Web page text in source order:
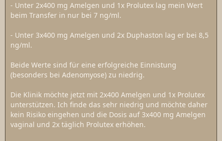
- Unter 2x400 mg Amelgen und 1x Prolutex lag mein Wert
beim Transfer in nur bei 7 ng/ml.
- Unter 3x400 mg Amelgen und 2x Duphaston lag er bei 8,5
ng/ml.
Beide Werte sind für eine erfolgreiche Einnistung
(besonders bei Adenomyose) zu niedrig.
Die Klinik möchte jetzt mit 2x400 Amelgen und 1x Prolutex
unterstützen. Ich finde das sehr niedrig und möchte daher
kein Risiko eingehen und die Dosis auf 3x400 mg Amelgen
vaginal und 2x täglich Prolutex erhöhen.